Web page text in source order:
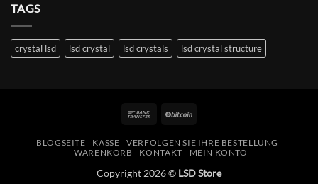
TAGS
crystal lsd lsd crystal lsd crystals lsd crystal structure
Bank
BLOGSEITE KASSE
VERFOLGEN SIE IHRE BESTELLUNG
WARENKORB
KONTAKT MEIN KONTO
Copyright 2026 © LSD Store